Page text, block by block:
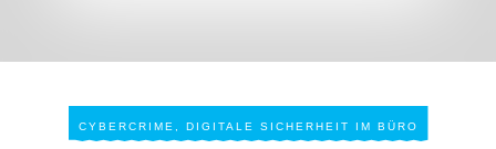
CYBERCRIME DIGITALE SICHERHEIT IM BÜRO